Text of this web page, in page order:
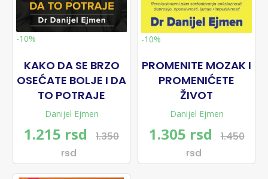
-10%
KAKO DA SE BRZO
OSEĆATE BOLJE I DA
TO POTRAJE
Danijel Ejmen
1.215 rsd
1.350
rsd
-10%
PROMENITE MOZAK I
PROMENIĆETE
ŽIVOT
Danijel Ejmen
1.305 rsd
1.450
rsd